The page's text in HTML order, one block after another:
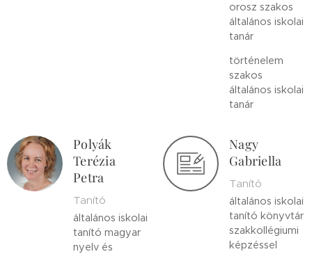
orosz szakos
általános iskolai
tanár
történelem
szakos
általános iskolai
tanár
Polyák
Terézia
Petra
Tanító
általános iskolai
tanító magyar
nyelv és
Nagy
Gabriella
Tanító
általános iskolai
tanító könyvtár
szakkollégiumi
képzéssel